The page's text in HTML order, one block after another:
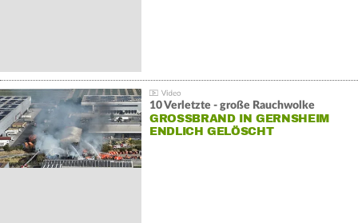
10 Verletzte - große Rauchwolke
GROSSBRAND IN GERNSHEIM E
NDLICH GELÖSCHT